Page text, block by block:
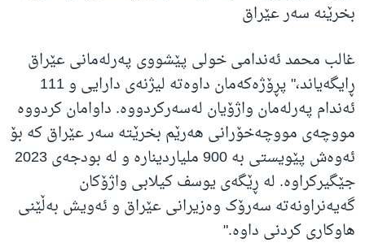
بخرێنە سەر عێراق
غالب محمد ئەندامی خولی پێشووی پەرلەمانی عێراق
ڕایگەیاند،" پڕۆژەکەمان داوەتە لیژنەی دارایی و 111
ئەندام پەرلەمان واژۆیان لەسەرکردووە. داوامان کردووە
مووچەی مووچەخۆرانی هەرێم بخرێتە سەر عێراق کە بۆ
ئەوەش پێویستی بە 900 ملیاردینارە و لە بودجەی 2023
جێگیرکراوە. لە ڕێگەی یوسف کیلابی واژۆکان
گەیەنراونەتە سەرۆک وەزیرانی عێراق و ئەویش بەڵێنی
هاوکاری کردنی داوە."